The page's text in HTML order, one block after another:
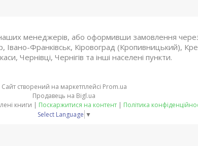
менеджерів, або оформивши замовлення через
Івано-Франківськ, Кіровоград (Кропивницький),
Чернівці, Чернігів та інші населені пункти.
Сайт створений на маркетплейсі Prom.ua
Продавець на Bigl.ua
SMART BOOK - Ваші улюблені книги | Поскаржитися на контент | Політика
Select Language ▼